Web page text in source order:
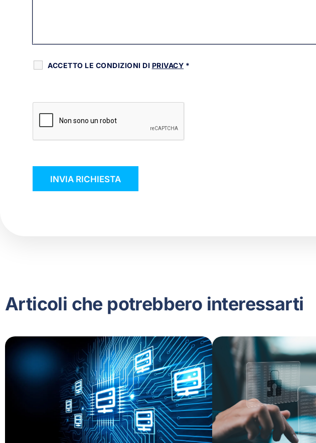
ACCETTO LE CONDIZIONI DI PRIVACY *
Articoli che potrebbero interessarti